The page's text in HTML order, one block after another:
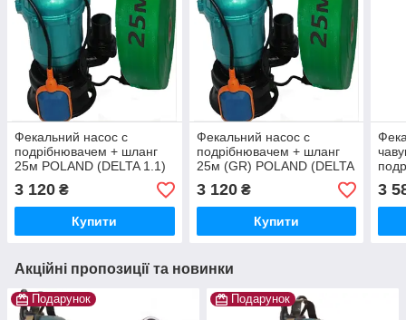
Фекальний насос c
подрібнювачем + шланг
25м POLAND (DELTA 1.1)
3 120 ₴
Купити
Фекальний насос c
подрібнювачем + шланг
25м (GR) POLAND (DELTA
1.1)
3 120₴
Купити
3
Акційні пропозиції та новинки
Подарунок Подарунок